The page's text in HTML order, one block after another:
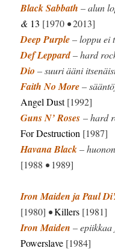
Black Sabbath – alun
& 13 [1970 •2013]
Deep Purple– loppu ei
Def Leppard– hard
Dio – suuri ääni
Faith No More–
Angel Dust[1992]
Guns N’ Roses – hard
For Destruction [1987]
Havana Black–
[1988 •1989]
Iron Maiden ja Paul
[1980] •Killers [1981]
Iron Maiden –
Powerslave [1984]